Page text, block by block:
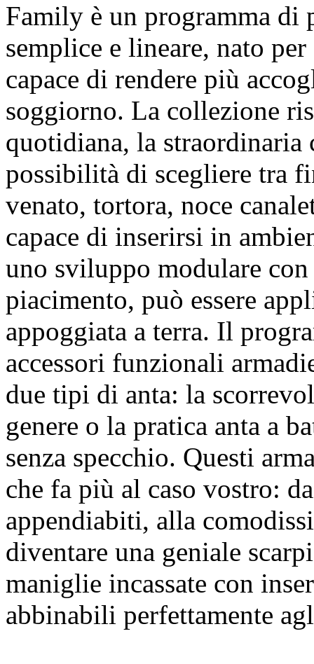
Family è un programma di
semplice e lineare, nato
capace di rendere più
soggiorno. La collezione
quotidiana, la
possibilità di scegliere tra
venato, tortora, noce
capace di inserirsi in
uno sviluppo modulare
piacimento, può essere
appoggiata a terra. Il
accessori funzionali
due tipi di anta: la
genere o la pratica anta a
senza specchio. Questi
che fa più al caso vostro:
appendiabiti, alla
diventare una geniale
maniglie incassate con
abbinabili perfettamente